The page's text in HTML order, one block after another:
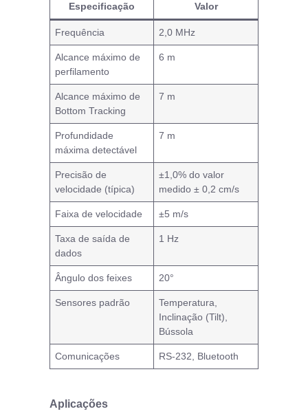
Especificação Valor
Frequência 2,0 MHz
Alcance máximo de
perfilamento
6 m
Alcance máximo de
Bottom Tracking
7 m
Profundidade
máxima detectável
7 m
Precisão de
velocidade (típica)
±1,0% do valor
medido ± 0,2 cm/s
Faixa de velocidade ±5 m/s
Taxa de saída de
dados
1 Hz
Ângulo dos feixes 20°
Sensores padrão
Temperatura,
Inclinação (Tilt),
Bússola
Comunicações RS-232, Bluetooth
Aplicações